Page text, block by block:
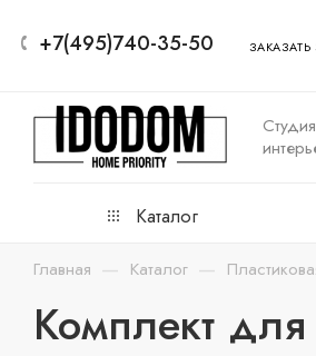
+7(495)740-35-50
Каталог
Главная — Каталог —
Комплект